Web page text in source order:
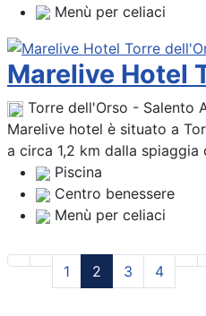
Menù per celiaci
Marelive Hotel
Torre dell'Orso - Salento
Marelive hotel è situato a
a circa 1,2 km dalla spiaggia
Piscina
Centro benessere
Menù per celiaci
1 2 3 4